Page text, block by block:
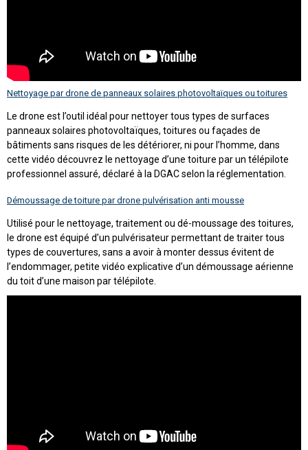
Nettoyage par drone de panneaux solaires photovoltaïques ou toitures
Le drone est l’outil idéal pour nettoyer tous types de surfaces
panneaux solaires photovoltaïques, toitures ou façades de
bâtiments sans risques de les détériorer, ni pour l’homme, dans
cette vidéo découvrez le nettoyage d’une toiture par un télépilote
professionnel assuré, déclaré à la DGAC selon la réglementation.
Démoussage de toiture par drone pulvérisation anti mousse
Utilisé pour le nettoyage, traitement ou dé-moussage des toitures,
le drone est équipé d’un pulvérisateur permettant de traiter tous
types de couvertures, sans a avoir à monter dessus évitent de
l’endommager, petite vidéo explicative d’un démoussage aérienne
du toit d’une maison par télépilote.